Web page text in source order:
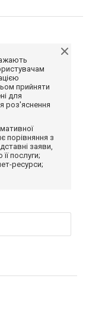
прийняти
для
роз'яснення
порівняння з
заяви,
послуги;
ресурси;